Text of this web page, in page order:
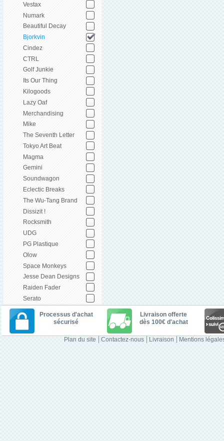
Vestax
Numark
Beautiful Decay
Bjorkvin
Cindez
CTRL
Golf Junkie
Its Our Thing
Kilogoods
Lazy Oaf
Merchandising
Mike
The Seventh Letter
Tokyo Art Beat
Magma
Gemini
Soundwagon
Eclectic Breaks
The Wu-Tang Brand
Dissizit !
Rocksmith
UDG
PG Plastique
Olow
Space Monkeys
Jesse Dean Designs
Raiden Fader
Serato
Processus d'achat
sécurisé
Livraison offerte
dès 100€ d'achat
Plan du site Contactez-nous Livraison Mentions